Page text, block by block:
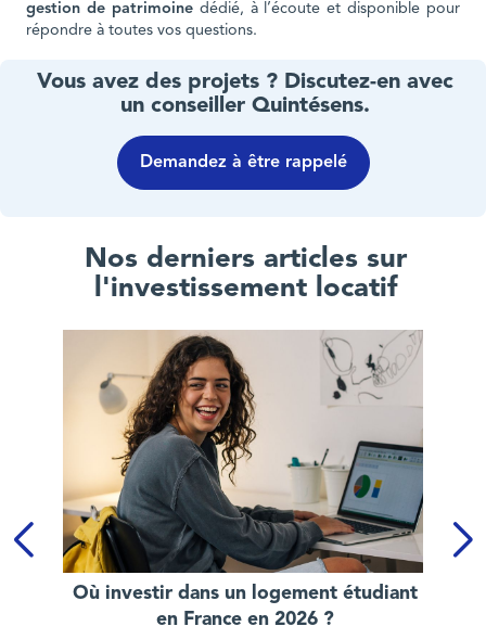
gestion de patrimoinedédié, à l’écoute et disponible pour
répondre à toutes vos questions.
Vous avez des projets ? Discutez-en avec
un conseiller Quintésens.
Demandez à être rappelé
Nos derniers articles sur
l'investissement locatif
Où investir dans un logement étudiant en France en 2026 ?
Où investir dans un logement étudiant
en France en 2026 ?